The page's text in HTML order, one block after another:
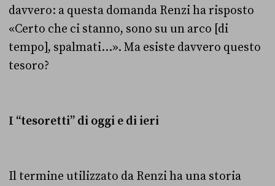
davvero: a questa domanda Renzi ha risposto
«Certo che ci stanno, sono su un arco [di
tempo], spalmati…». Ma esiste davvero questo
tesoro?
I “tesoretti” di oggi e di ieri
Il termine utilizzato da Renzi ha una storia